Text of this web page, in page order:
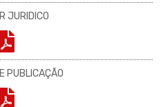
JURIDICO
PUBLICAÇÃO